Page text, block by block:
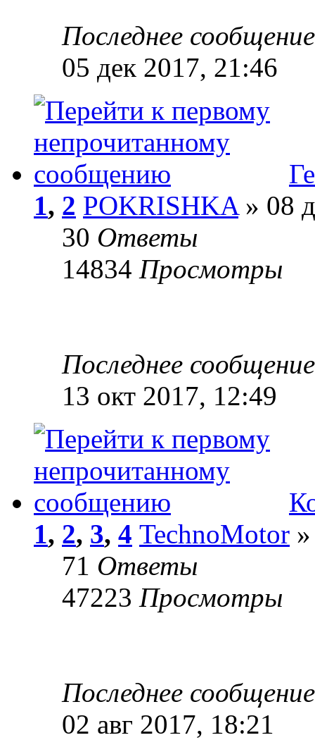
Последнее
05 дек 2017, 21:46
1, 2 POKRISHKA» 08
30 Ответы
14834 Просмотры
Последнее
13 окт 2017, 12:49
1, 2, 3, 4 TechnoMotor
71 Ответы
47223 Просмотры
Последнее
02 авг 2017, 18:21